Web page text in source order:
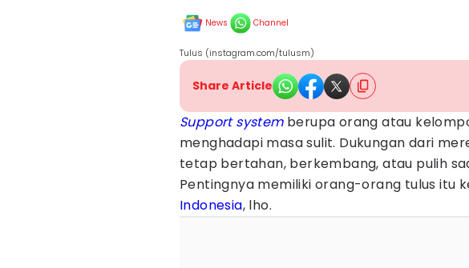
News Channel
Tulus (instagram.com/tulusm)
Share Article
Support system berupa orang atau
menghadapi masa sulit. Dukungan dari
tetap bertahan, berkembang, atau pulih
Pentingnya memiliki orang-orang tulus itu
Indonesia, lho.